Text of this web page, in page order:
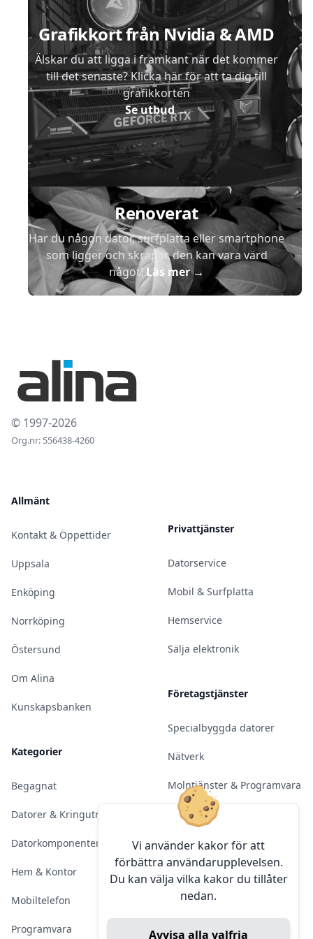
Vi använder kakor för att
förbättra användarupplevelsen.
Du kan välja vilka kakor du tillåter
nedan.
Avvisa alla valfria
Grafikkort från Nvidia & AMD
Älskar du att ligga i framkant när det kommer
till det senaste? Klicka här för att ta dig till
grafikkorten
Se utbud→
Renoverat
Har du någon dator, surfplatta eller smartphone
som ligger och skräpar, den kan vara värd
något!Läs mer→
© 1997-2026
Org.nr: 556438-4260
Allmänt
Kontakt & Öppettider
Uppsala
Enköping
Norrköping
Östersund
Om Alina
Kunskapsbanken
Kategorier
Begagnat
Datorer & Kringutrustning
Datorkomponenter
Hem & Kontor
Mobiltelefon
Programvara
Privattjänster
Datorservice
Mobil & Surfplatta
Hemservice
Sälja elektronik
Företagstjänster
Specialbyggda datorer
Nätverk
Molntjänster & Programvara
Server & Backup
Kameraövervakning
Konferens & Public Display
Sälja elektronik